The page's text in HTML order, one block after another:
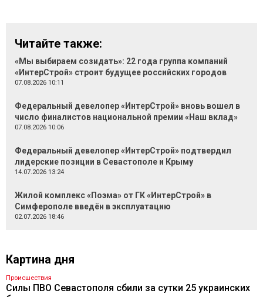
Читайте также:
«Мы выбираем созидать»: 22 года группа компаний
«ИнтерСтрой» строит будущее российских городов
07.08.2026 10:11
Федеральный девелопер «ИнтерСтрой» вновь вошел в
число финалистов национальной премии «Наш вклад»
07.08.2026 10:06
Федеральный девелопер «ИнтерСтрой» подтвердил
лидерские позиции в Севастополе и Крыму
14.07.2026 13:24
Жилой комплекс «Поэма» от ГК «ИнтерСтрой» в
Симферополе введён в эксплуатацию
02.07.2026 18:46
Картина дня
Происшествия
Силы ПВО Севастополя сбили за сутки 25 украинских